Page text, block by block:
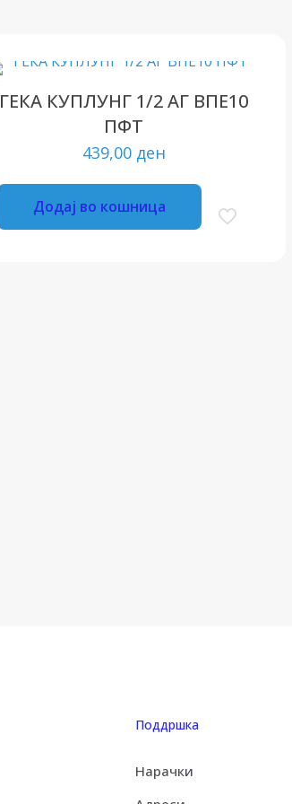
ГЕКА КУПЛУНГ 1/2 АГ ВПЕ10
ПФТ
439,00 ден
Додај во кошница
Поддршка
Нарачки